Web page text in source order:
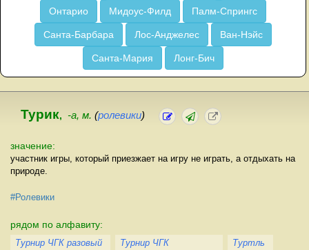
Онтарио Мидоус-Филд Палм-Спрингс
Санта-Барбара Лос-Анджелес Ван-Нэйс
Санта-Мария Лонг-Бич
Турик, -а, м. (ролевики)
значение:
участник игры, который приезжает на игру не играть, а отдыхать на
природе.
#Ролевики
рядом по алфавиту:
Турнир ЧГК разовый
Турнир ЧГК
Туртль